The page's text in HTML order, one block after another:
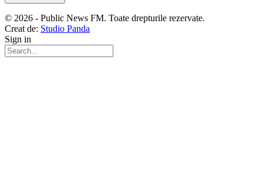
© 2026 - Public News FM. Toate drepturile rezervate.
Creat de: Studio Panda
Sign in